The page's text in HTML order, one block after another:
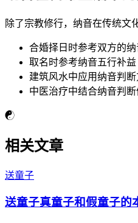
除了宗教修行，纳音在传统文
合婚择日时参考双方的
取名时参考纳音五行补益
建筑风水中应用纳音判
中医治疗中结合纳音判
☯
相关文章
送童子
送童子真童子和假童子的